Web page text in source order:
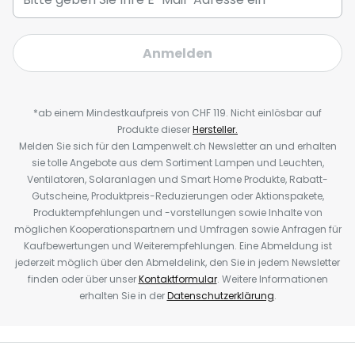
Anmelden
*ab einem Mindestkaufpreis von CHF 119. Nicht einlösbar auf
Produkte dieserHersteller.
Melden Sie sich für den Lampenwelt.ch Newsletter an und erhalten
sie tolle Angebote aus dem Sortiment Lampen und Leuchten,
Ventilatoren, Solaranlagen und Smart Home Produkte, Rabatt-
Gutscheine, Produktpreis-Reduzierungen oder Aktionspakete,
Produktempfehlungen und -vorstellungen sowie Inhalte von
möglichen Kooperationspartnern und Umfragen sowie Anfragen für
Kaufbewertungen und Weiterempfehlungen. Eine Abmeldung ist
jederzeit möglich über den Abmeldelink, den Sie in jedem Newsletter
finden oder über unserKontaktformular. Weitere Informationen
erhalten Sie in derDatenschutzerklärung.